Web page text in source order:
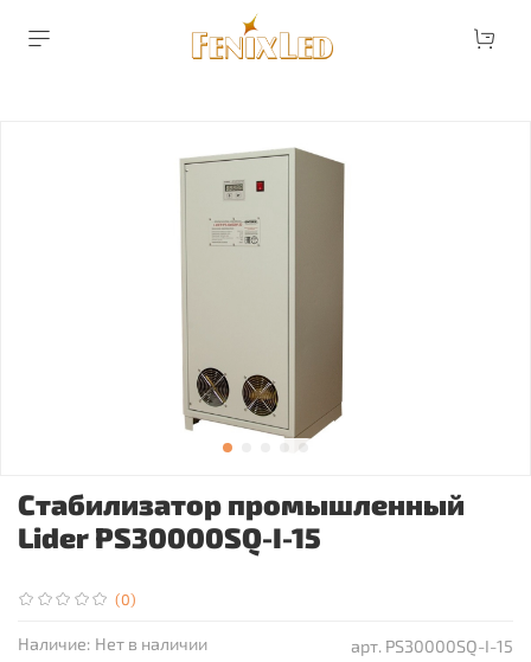
(0)
арт. PS30000SQ-I-15
Наличие: Нет в наличии
Стабилизатор промышленный
Lider PS30000SQ-I-15